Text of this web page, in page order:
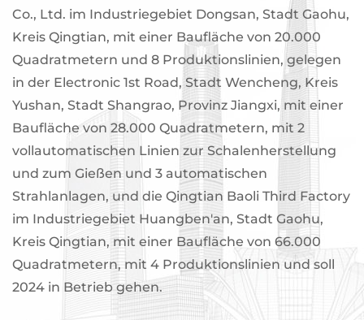
Co., Ltd. im Industriegebiet Dongsan, Stadt Gaohu,
Kreis Qingtian, mit einer Baufläche von 20.000
Quadratmetern und 8 Produktionslinien, gelegen
in der Electronic 1st Road, Stadt Wencheng, Kreis
Yushan, Stadt Shangrao, Provinz Jiangxi, mit einer
Baufläche von 28.000 Quadratmetern, mit 2
vollautomatischen Linien zur Schalenherstellung
und zum Gießen und 3 automatischen
Strahlanlagen, und die Qingtian Baoli Third Factory
im Industriegebiet Huangben'an, Stadt Gaohu,
Kreis Qingtian, mit einer Baufläche von 66.000
Quadratmetern, mit 4 Produktionslinien und soll
2024 in Betrieb gehen.